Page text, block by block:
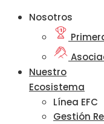
Nosotros
Nuestro
Ecosistema
Línea EFC
Gestión